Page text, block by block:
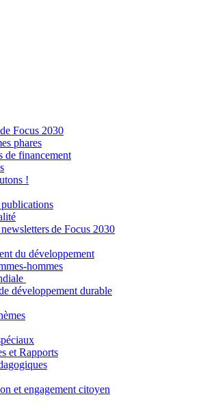
Focus 2030
phares
de financement
!
de Focus 2030
du développement
hommes
développement durable
et Rapports
et engagement citoyen